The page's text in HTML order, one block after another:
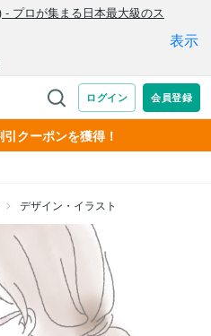
クーポンを獲得！
デザイン・イラスト